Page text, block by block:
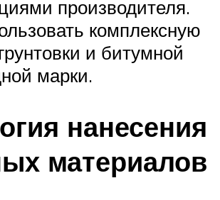
производителя.
комплексную
и битумной
марки.
нанесения
материалов